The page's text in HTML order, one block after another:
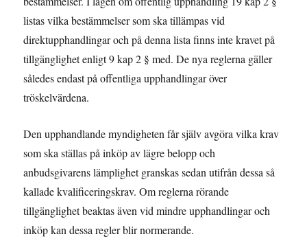
listas vilka bestämmelser som ska tillämpas vid
direktupphandlingar och på denna lista finns inte kravet på
tillgänglighet enligt 9 kap 2 § med. De nya reglerna gäller
således endast på offentliga upphandlingar över
tröskelvärdena.
Den upphandlande myndigheten får själv avgöra vilka krav
som ska ställas på inköp av lägre belopp och
anbudsgivarens lämplighet granskas sedan utifrån dessa så
kallade kvalificeringskrav. Om reglerna rörande
tillgänglighet beaktas även vid mindre upphandlingar och
inköp kan dessa regler blir normerande.